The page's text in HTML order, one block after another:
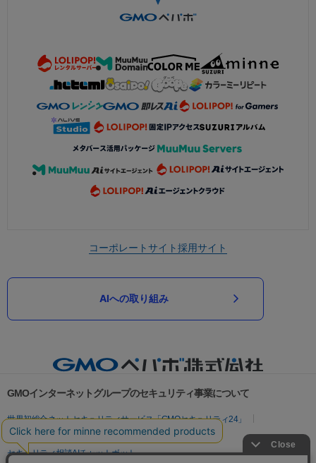
コーポレートサイト採用サイト
AIへの取り組み
GMOインターネットグループのセキュリティ事業について
世界初総合ネットセキュリティサービス「GMOセキュリティ24」
パスワード漏洩診断
Webサイトリスク診断
セキュリティ相談AIチャットボット